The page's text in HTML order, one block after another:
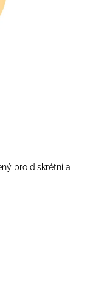
pro diskrétní a